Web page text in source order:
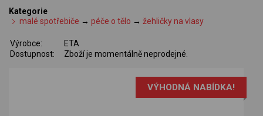
Kategorie
malé spotřebiče →péče o tělo →žehličky na vlasy
Výrobce:
ETA
Dostupnost:
Zboží je momentálně neprodejné.
VÝHODNÁ NABÍDKA!